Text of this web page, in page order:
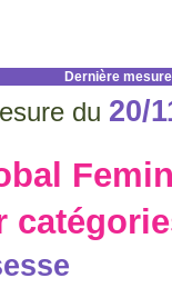
Dernière mesure
du 20/